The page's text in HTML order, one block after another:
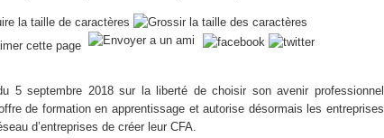
5 septembre 2018 sur la liberté de choisir son avenir professionnel
de formation en apprentissage et autorise désormais les entreprises
d’entreprises de créer leur CFA.